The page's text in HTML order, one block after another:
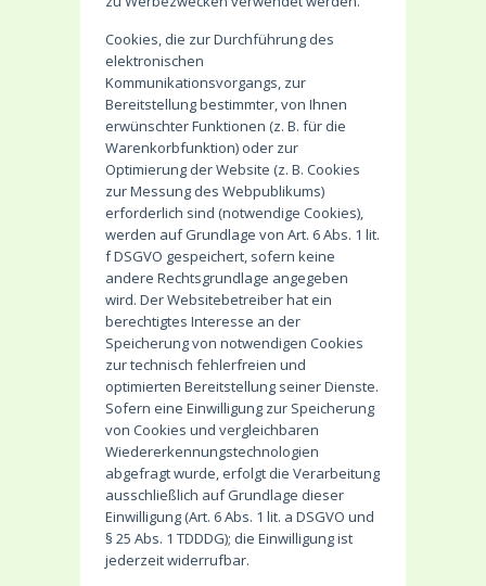
Cookies, die zur Durchführung des
elektronischen
Kommunikationsvorgangs, zur
Bereitstellung bestimmter, von Ihnen
erwünschter Funktionen (z. B. für die
Warenkorbfunktion) oder zur
Optimierung der Website (z. B. Cookies
zur Messung des Webpublikums)
erforderlich sind (notwendige Cookies),
werden auf Grundlage von Art. 6 Abs. 1 lit.
f DSGVO gespeichert, sofern keine
andere Rechtsgrundlage angegeben
wird. Der Websitebetreiber hat ein
berechtigtes Interesse an der
Speicherung von notwendigen Cookies
zur technisch fehlerfreien und
optimierten Bereitstellung seiner Dienste.
Sofern eine Einwilligung zur Speicherung
von Cookies und vergleichbaren
Wiedererkennungstechnologien
abgefragt wurde, erfolgt die Verarbeitung
ausschließlich auf Grundlage dieser
Einwilligung (Art. 6 Abs. 1 lit. a DSGVO und
§ 25 Abs. 1 TDDDG); die Einwilligung ist
jederzeit widerrufbar.